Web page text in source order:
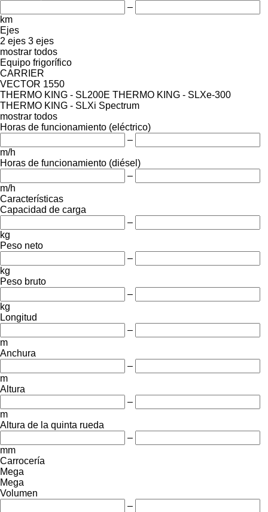
–
km
Ejes
2 ejes 3 ejes
mostrar todos
Equipo frigorífico
CARRIER
VECTOR 1550
THERMO KING - SL200E THERMO KING - SLXe-300
THERMO KING - SLXi Spectrum
mostrar todos
Horas de funcionamiento (eléctrico)
–
m/h
Horas de funcionamiento (diésel)
–
m/h
Características
Capacidad de carga
–
kg
Peso neto
–
kg
Peso bruto
–
kg
Longitud
–
m
Anchura
–
m
Altura
–
m
Altura de la quinta rueda
–
mm
Carrocería
Mega
Mega
Volumen
–